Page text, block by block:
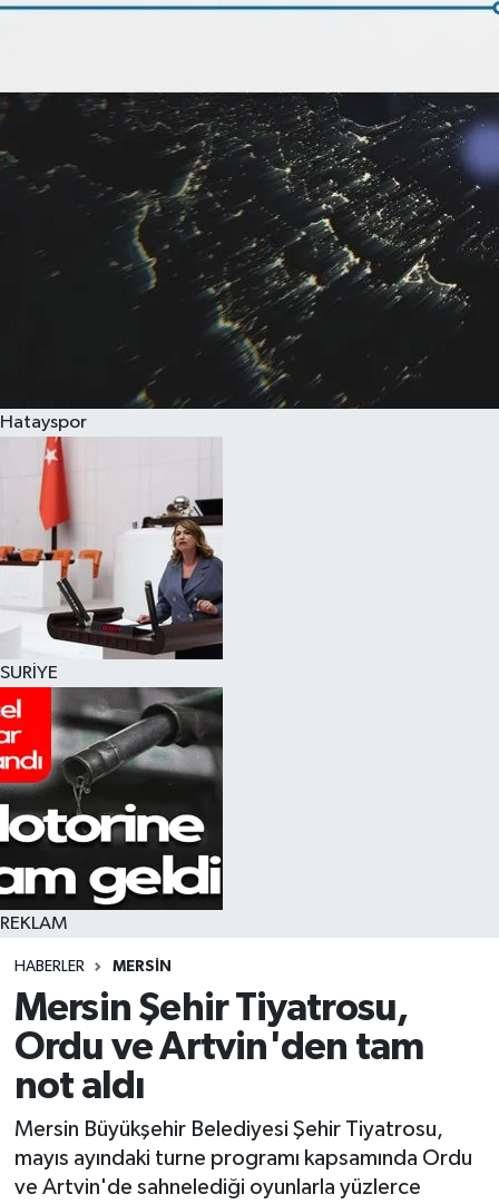
Hatayspor
SURİYE
REKLAM
HABERLER MERSIN
Mersin Şehir Tiyatrosu,
Ordu ve Artvin'den tam
not aldı
Mersin Büyükşehir Belediyesi Şehir Tiyatrosu,
mayıs ayındaki turne programı kapsamında Ordu
ve Artvin'de sahnelediği oyunlarla yüzlerce